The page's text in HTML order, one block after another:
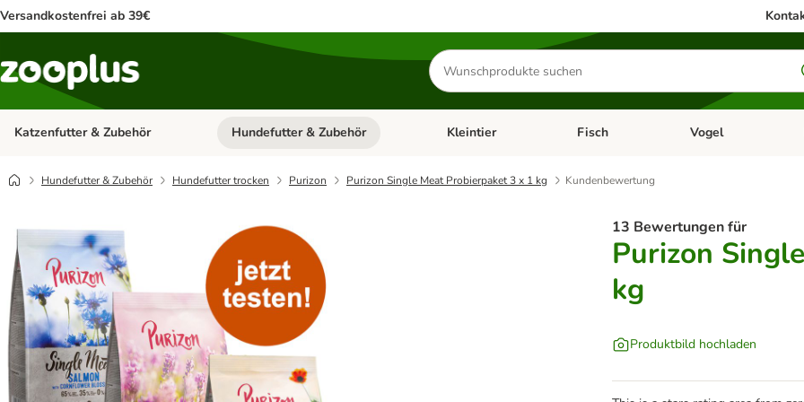
Versandkostenfrei ab 39€
Produkte
suchen
Katzenfutter & Zubehör Kategorie-Menü öffnen: Katzenfutter & Zubehör
Hundefutter & Zubehör Kategorie-Menü öffnen: Hundefutter & Zubehör
Kleintier Kategorie-Menü öffnen: Kleintier
Fisch Kategorie-Menü
Vogel
Hundefutter & Zubehör Hundefutter trocken Purizon Purizon Single Meat Probierpaket 3 x 1 kg Kundenbewertung
13 Bewertungen für
Purizon
kg
Produktbild hochladen